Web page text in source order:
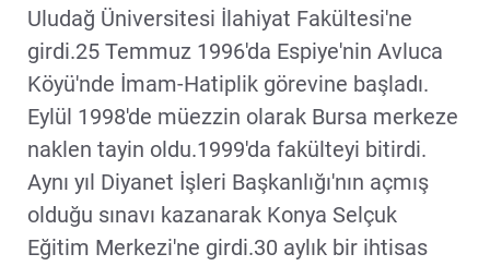
Uludağ Üniversitesi İlahiyat Fakültesi'ne
girdi.25 Temmuz 1996'da Espiye'nin Avluca
Köyü'nde İmam-Hatiplik görevine başladı.
Eylül 1998'de müezzin olarak Bursa merkeze
naklen tayin oldu.1999'da fakülteyi bitirdi.
Aynı yıl Diyanet İşleri Başkanlığı'nın açmış
olduğu sınavı kazanarak Konya Selçuk
Eğitim Merkezi'ne girdi.30 aylık bir ihtisas